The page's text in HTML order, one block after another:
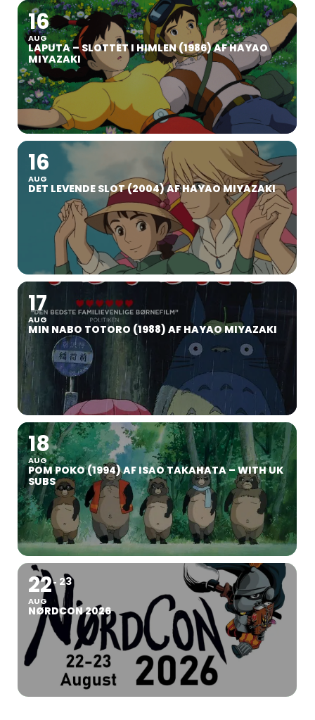
16
AUG
LAPUTA – SLOTTET I HIMLEN (1986) AF HAYAO
MIYAZAKI
16
AUG
DET LEVENDE SLOT (2004) AF HAYAO MIYAZAKI
17
AUG
MIN NABO TOTORO (1988) AF HAYAO MIYAZAKI
18
AUG
POM POKO (1994) AF ISAO TAKAHATA – WITH UK
SUBS
22
AUG
23
NØRDCON 2026